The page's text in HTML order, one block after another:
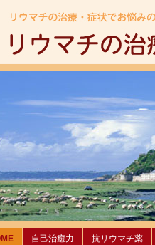
自己治癒力 抗リウマチ薬